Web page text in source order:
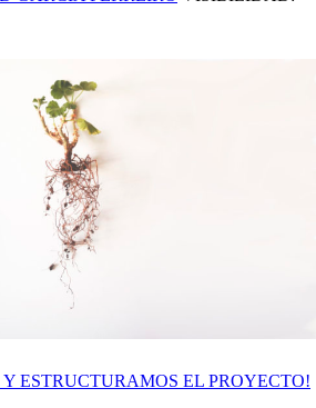
ESTRUCTURAMOS EL PROYECTO!